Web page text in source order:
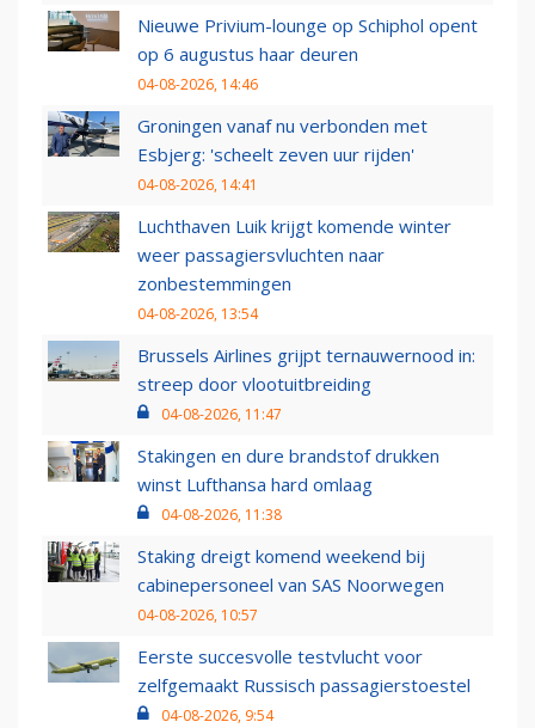
Nieuwe Privium-lounge op Schiphol opent
op 6 augustus haar deuren
04-08-2026, 14:46
Groningen vanaf nu verbonden met
Esbjerg: 'scheelt zeven uur rijden'
04-08-2026, 14:41
Luchthaven Luik krijgt komende winter
weer passagiersvluchten naar
zonbestemmingen
04-08-2026, 13:54
Brussels Airlines grijpt ternauwernood in:
streep door vlootuitbreiding
04-08-2026, 11:47
Stakingen en dure brandstof drukken
winst Lufthansa hard omlaag
04-08-2026, 11:38
Staking dreigt komend weekend bij
cabinepersoneel van SAS Noorwegen
04-08-2026, 10:57
Eerste succesvolle testvlucht voor
zelfgemaakt Russisch passagierstoestel
04-08-2026, 9:54